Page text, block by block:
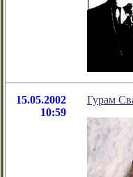
15.05.2002
10:59
Гурам